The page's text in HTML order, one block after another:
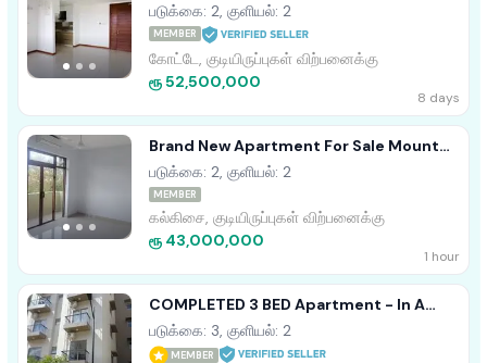
Bedroom Apartment For Sale
படுக்கை: 2, குளியல்: 2
MEMBER
கோட்டே, குடியிருப்புகள் விற்பனைக்கு
ரூ 52,500,000
8 days
Brand New Apartment For Sale Mount
Lavania
படுக்கை: 2, குளியல்: 2
MEMBER
கல்கிசை, குடியிருப்புகள் விற்பனைக்கு
ரூ 43,000,000
1 hour
COMPLETED 3 BED Apartment - In A
Resort Including 50 Amenities
படுக்கை: 3, குளியல்: 2
MEMBER